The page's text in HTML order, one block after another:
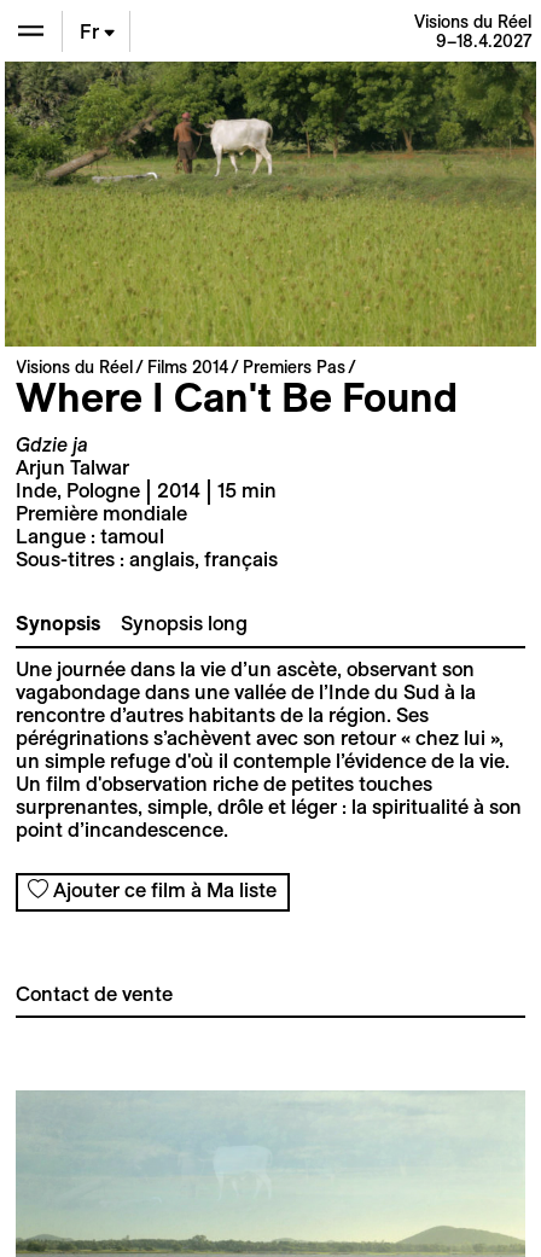
En
De
Fr
Visions du Réel
9–18.4.2027
Visions du Réel Films 2014 Premiers Pas
Where I Can't Be Found
Gdzie ja
Arjun Talwar
Inde, Pologne | 2014 | 15 min
Première mondiale
Langue : tamoul
Sous-titres : anglais, français
Synopsis Synopsis long
Une journée dans la vie d’un ascète, observant son
vagabondage dans une vallée de l’Inde du Sud à la
rencontre d’autres habitants de la région. Ses
pérégrinations s’achèvent avec son retour « chez lui »,
un simple refuge d'où il contemple l’évidence de la vie.
Un film d'observation riche de petites touches
surprenantes, simple, drôle et léger : la spiritualité à son
point d’incandescence.
Ajouter ce film à Ma liste
Contact de vente